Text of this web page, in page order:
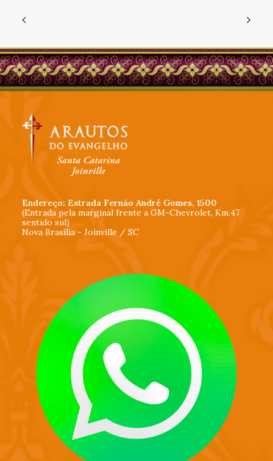
Endereço: Estrada Fernão André Gomes, 1500
(Entrada pela marginal frente a GM-Chevrolet, Km.47
sentido sul)
Nova Brasília - Joinville / SC